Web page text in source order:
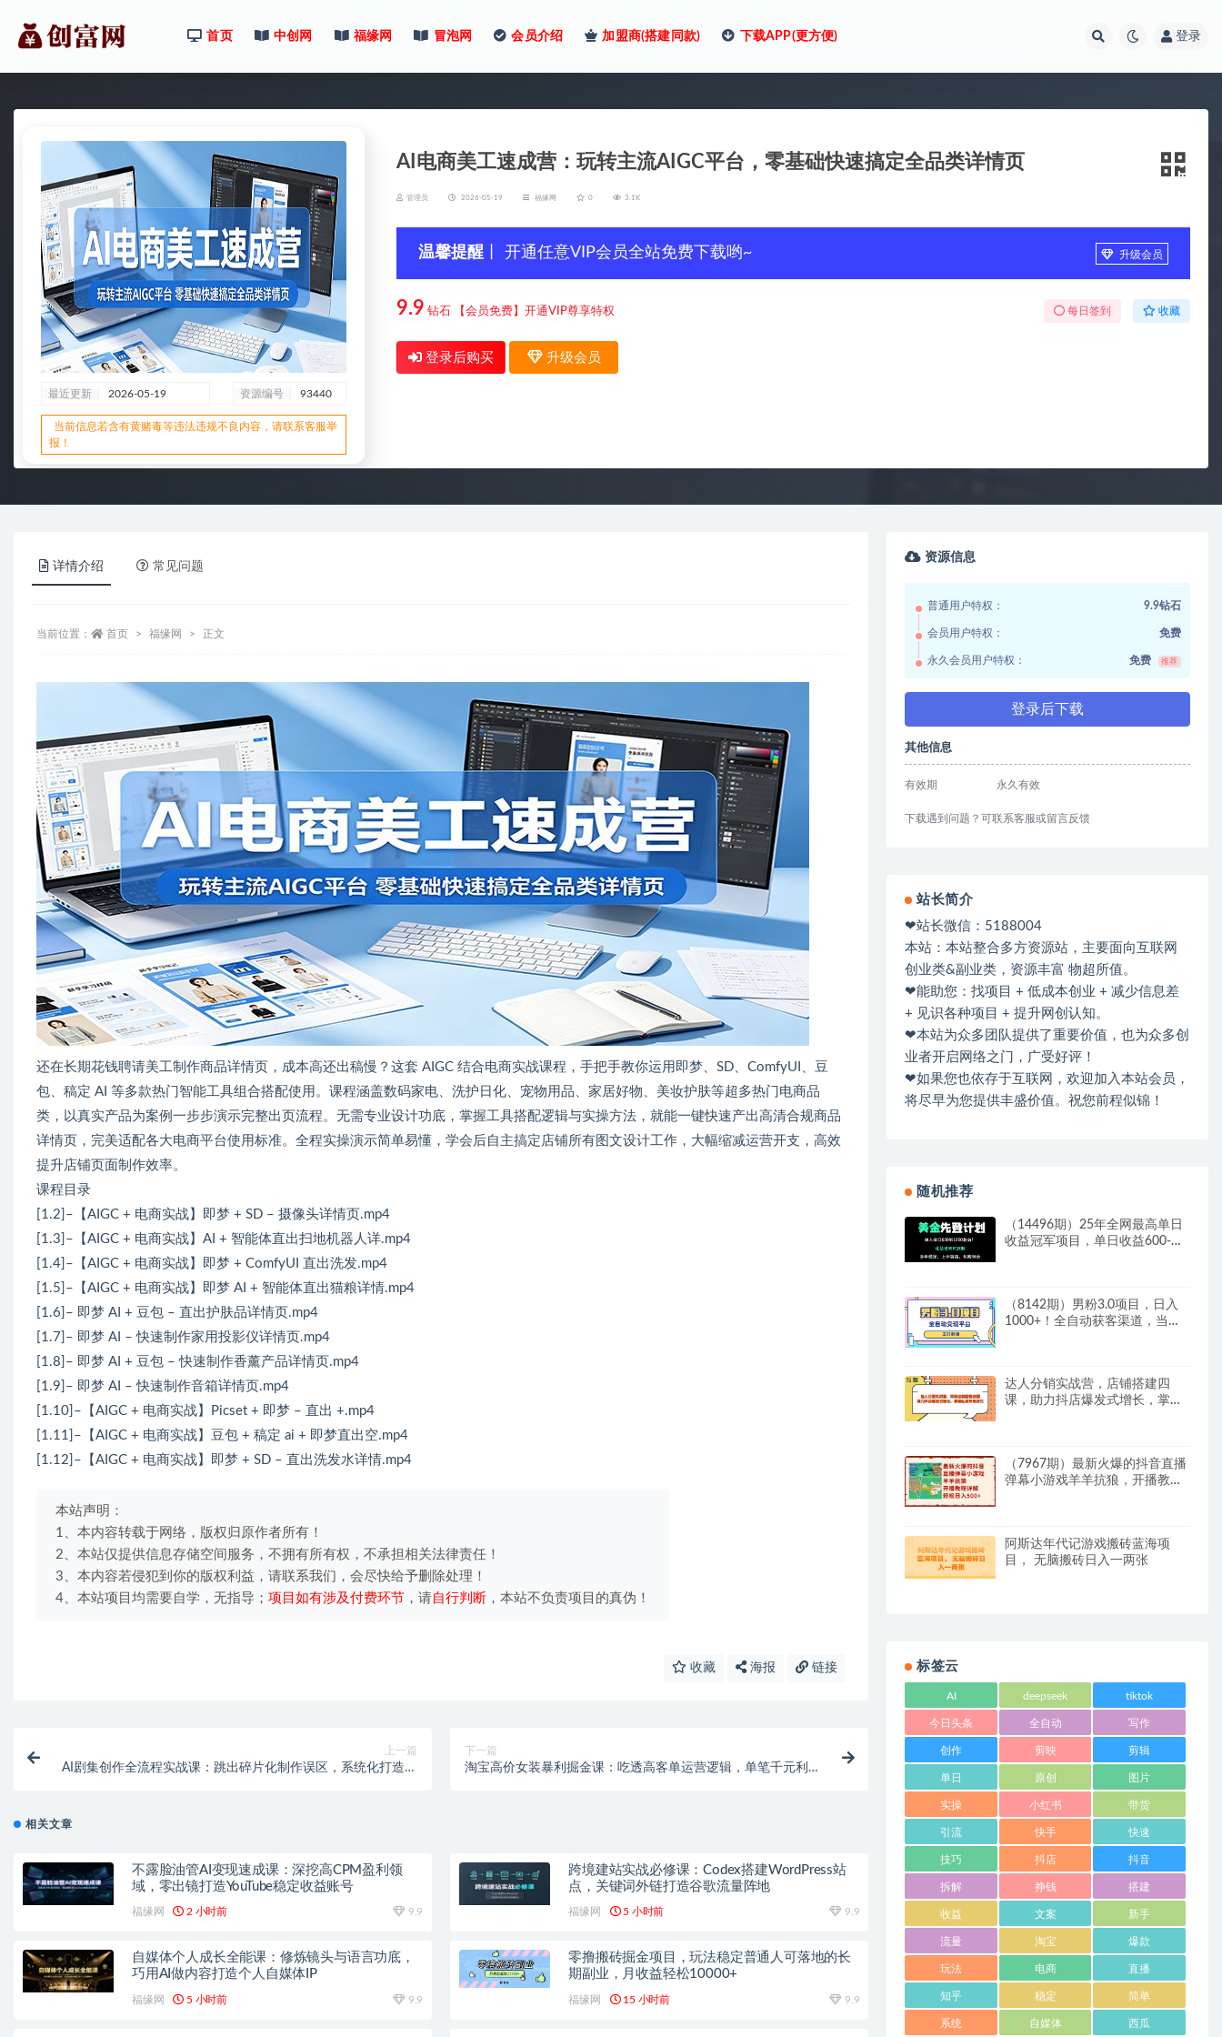
首页 中创网 福缘网 冒泡网 会员介绍 加盟商(搭建同款) 下载APP(更方便) 登录
最近更新 2026-05-19 资源编号 93440
当前信息若含有黄赌毒等违法违规不良内容，请联系客服举
报！
AI电商美工速成营：玩转主流AIGC平台，零基础快速搞定全品类详情页
管理员 2026-05-19 福缘网 0 3.1K
温馨提醒 丨 开通任意VIP会员全站免费下载哟~ 升级会员
9.9 钻石 【会员免费】开通VIP尊享特权 每日签到 收藏
登录后购买 升级会员
详情介绍 常见问题
当前位置： 首页 福缘网 正文
还在长期花钱聘请美工制作商品详情页，成本高还出稿慢？这套 AIGC 结合电商实战课程，手把手教你运用即梦、SD、ComfyUI、豆
包、稿定 AI 等多款热门智能工具组合搭配使用。课程涵盖数码家电、洗护日化、宠物用品、家居好物、美妆护肤等超多热门电商品
类，以真实产品为案例一步步演示完整出页流程。无需专业设计功底，掌握工具搭配逻辑与实操方法，就能一键快速产出高清合规商品
详情页，完美适配各大电商平台使用标准。全程实操演示简单易懂，学会后自主搞定店铺所有图文设计工作，大幅缩减运营开支，高效
提升店铺页面制作效率。
课程目录
[1.2]–【AIGC + 电商实战】即梦 + SD – 摄像头详情页.mp4
[1.3]–【AIGC + 电商实战】AI + 智能体直出扫地机器人详.mp4
[1.4]–【AIGC + 电商实战】即梦 + ComfyUI 直出洗发.mp4
[1.5]–【AIGC + 电商实战】即梦 AI + 智能体直出猫粮详情.mp4
[1.6]– 即梦 AI + 豆包 – 直出护肤品详情页.mp4
[1.7]– 即梦 AI – 快速制作家用投影仪详情页.mp4
[1.8]– 即梦 AI + 豆包 – 快速制作香薰产品详情页.mp4
[1.9]– 即梦 AI – 快速制作音箱详情页.mp4
[1.10]–【AIGC + 电商实战】Picset + 即梦 – 直出 +.mp4
[1.11]–【AIGC + 电商实战】豆包 + 稿定 ai + 即梦直出空.mp4
[1.12]–【AIGC + 电商实战】即梦 + SD – 直出洗发水详情.mp4
本站声明：
1、本内容转载于网络，版权归原作者所有！
2、本站仅提供信息存储空间服务，不拥有所有权，不承担相关法律责任！
3、本内容若侵犯到你的版权利益，请联系我们，会尽快给予删除处理！
4、本站项目均需要自学，无指导； 项目如有涉及付费环节 ，请自行判断 ，本站不负责项目的真伪！
收藏 海报 链接
上一篇
AI剧集创作全流程实战课：跳出碎片化制作误区，系统化打造逻
下一篇
淘宝高价女装暴利掘金课：吃透高客单运营逻辑，单笔千元利润
相关文章
不露脸油管AI变现速成课：深挖高CPM盈利领
域，零出镜打造YouTube稳定收益账号
福缘网 2 小时前 9.9
跨境建站实战必修课：Codex搭建WordPress站
点，关键词外链打造谷歌流量阵地
福缘网 5 小时前 9.9
自媒体个人成长全能课：修炼镜头与语言功底，
巧用AI做内容打造个人自媒体IP
福缘网 5 小时前 9.9
零撸搬砖掘金项目，玩法稳定普通人可落地的长
期副业，月收益轻松10000+
福缘网 15 小时前 9.9
资源信息
普通用户特权： 9.9钻石
会员用户特权： 免费
永久会员用户特权： 免费 推荐
登录后下载
其他信息
有效期 永久有效
下载遇到问题？可联系客服或留言反馈
站长简介
❤站长微信：5188004
本站：本站整合多方资源站，主要面向互联网
创业类&副业类，资源丰富 物超所值。
❤能助您：找项目 + 低成本创业 + 减少信息差
+ 见识各种项目 + 提升网创认知。
❤本站为众多团队提供了重要价值，也为众多创
业者开启网络之门，广受好评！
❤如果您也依存于互联网，欢迎加入本站会员，
将尽早为您提供丰盛价值。祝您前程似锦！
随机推荐
（14496期）25年全网最高单日
收益冠军项目，单日收益600-
（8142期）男粉3.0项目，日入
1000+！全自动获客渠道，当天
达人分销实战营，店铺搭建四
课，助力抖店爆发式增长，掌握
（7967期）最新火爆的抖音直播
弹幕小游戏羊羊抗狼，开播教程
阿斯达年代记游戏搬砖蓝海项
目， 无脑搬砖日入一两张
标签云
AI deepseek tiktok
今日头条 全自动 写作
创作 剪映 剪辑
单日 原创 图片
实操 小红书 带货
引流 快手 快速
技巧 抖店 抖音
拆解 挣钱 搭建
收益 文案 新手
流量 淘宝 爆款
玩法 电商 直播
知乎 稳定 简单
系统 自媒体 西瓜